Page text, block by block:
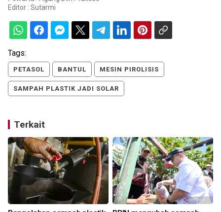
Editor : Sutarmi
Tags:
PETASOL BANTUL MESIN PIROLISIS
SAMPAH PLASTIK JADI SOLAR
Terkait